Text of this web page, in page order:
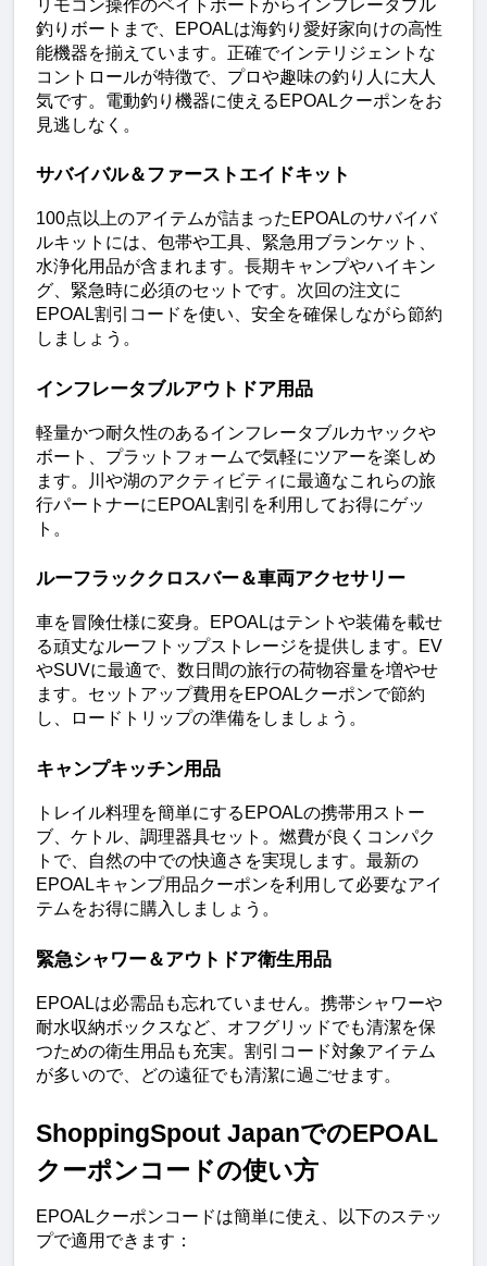
リモコン操作のベイトボートからインフレータブル
釣りボートまで、EPOALは海釣り愛好家向けの高性
能機器を揃えています。正確でインテリジェントな
コントロールが特徴で、プロや趣味の釣り人に大人
気です。電動釣り機器に使えるEPOALクーポンをお
見逃しなく。
サバイバル＆ファーストエイドキット
100点以上のアイテムが詰まったEPOALのサバイバ
ルキットには、包帯や工具、緊急用ブランケット、
水浄化用品が含まれます。長期キャンプやハイキン
グ、緊急時に必須のセットです。次回の注文に
EPOAL割引コードを使い、安全を確保しながら節約
しましょう。
インフレータブルアウトドア用品
軽量かつ耐久性のあるインフレータブルカヤックや
ボート、プラットフォームで気軽にツアーを楽しめ
ます。川や湖のアクティビティに最適なこれらの旅
行パートナーにEPOAL割引を利用してお得にゲッ
ト。
ルーフラッククロスバー＆車両アクセサリー
車を冒険仕様に変身。EPOALはテントや装備を載せ
る頑丈なルーフトップストレージを提供します。EV
やSUVに最適で、数日間の旅行の荷物容量を増やせ
ます。セットアップ費用をEPOALクーポンで節約
し、ロードトリップの準備をしましょう。
キャンプキッチン用品
トレイル料理を簡単にするEPOALの携帯用ストー
ブ、ケトル、調理器具セット。燃費が良くコンパク
トで、自然の中での快適さを実現します。最新の
EPOALキャンプ用品クーポンを利用して必要なアイ
テムをお得に購入しましょう。
緊急シャワー＆アウトドア衛生用品
EPOALは必需品も忘れていません。携帯シャワーや
耐水収納ボックスなど、オフグリッドでも清潔を保
つための衛生用品も充実。割引コード対象アイテム
が多いので、どの遠征でも清潔に過ごせます。
ShoppingSpout JapanでのEPOAL
クーポンコードの使い方
EPOALクーポンコードは簡単に使え、以下のステッ
プで適用できます：